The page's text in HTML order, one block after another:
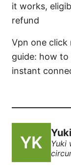
it works,
refund
Vpn one
guide: how to
instant
Yuki